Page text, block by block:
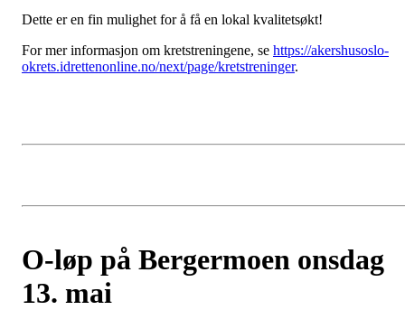
Dette er en fin mulighet for å få en lokal kvalitetsøkt!
For mer informasjon om kretstreningene, se https://akershusoslo-
okrets.idrettenonline.no/next/page/kretstreninger.
O-løp på Bergermoen onsdag
13. mai